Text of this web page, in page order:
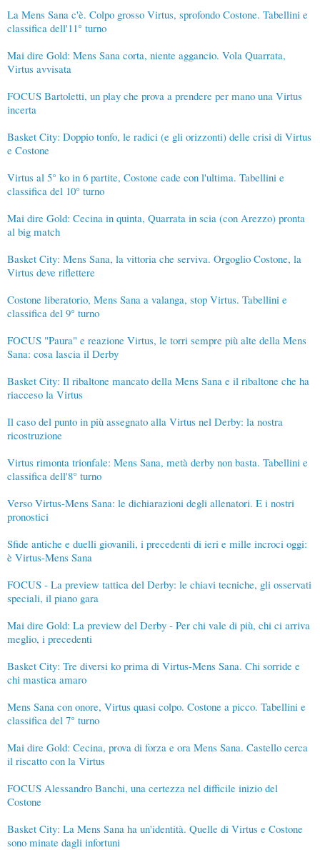
La Mens Sana c'è. Colpo grosso Virtus, sprofondo Costone. Tabellini e
classifica dell'11° turno
Mai dire Gold: Mens Sana corta, niente aggancio. Vola Quarrata,
Virtus avvisata
FOCUS Bartoletti, un play che prova a prendere per mano una Virtus
incerta
Basket City: Doppio tonfo, le radici (e gli orizzonti) delle crisi di Virtus
e Costone
Virtus al 5° ko in 6 partite, Costone cade con l'ultima. Tabellini e
classifica del 10° turno
Mai dire Gold: Cecina in quinta, Quarrata in scia (con Arezzo) pronta
al big match
Basket City: Mens Sana, la vittoria che serviva. Orgoglio Costone, la
Virtus deve riflettere
Costone liberatorio, Mens Sana a valanga, stop Virtus. Tabellini e
classifica del 9° turno
FOCUS "Paura" e reazione Virtus, le torri sempre più alte della Mens
Sana: cosa lascia il Derby
Basket City: Il ribaltone mancato della Mens Sana e il ribaltone che ha
riacceso la Virtus
Il caso del punto in più assegnato alla Virtus nel Derby: la nostra
ricostruzione
Virtus rimonta trionfale: Mens Sana, metà derby non basta. Tabellini e
classifica dell'8° turno
Verso Virtus-Mens Sana: le dichiarazioni degli allenatori. E i nostri
pronostici
Sfide antiche e duelli giovanili, i precedenti di ieri e mille incroci oggi:
è Virtus-Mens Sana
FOCUS - La preview tattica del Derby: le chiavi tecniche, gli osservati
speciali, il piano gara
Mai dire Gold: La preview del Derby - Per chi vale di più, chi ci arriva
meglio, i precedenti
Basket City: Tre diversi ko prima di Virtus-Mens Sana. Chi sorride e
chi mastica amaro
Mens Sana con onore, Virtus quasi colpo. Costone a picco. Tabellini e
classifica del 7° turno
Mai dire Gold: Cecina, prova di forza e ora Mens Sana. Castello cerca
il riscatto con la Virtus
FOCUS Alessandro Banchi, una certezza nel difficile inizio del
Costone
Basket City: La Mens Sana ha un'identità. Quelle di Virtus e Costone
sono minate dagli infortuni